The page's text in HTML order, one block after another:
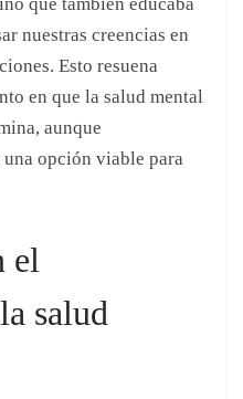
el
salud
y la
trastornos mentales.
a explorar su
la depresión resistente